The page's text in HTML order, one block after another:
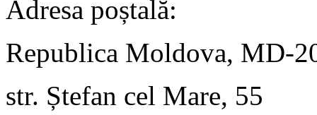
Adresa poștală:
Republica Moldova, MD-
str. Ștefan cel Mare, 55